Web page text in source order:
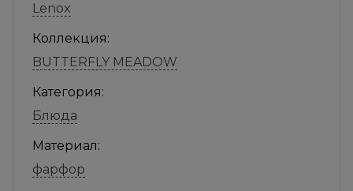
Lenox
Коллекция:
BUTTERFLY MEADOW
Категория:
Блюда
Материал:
фарфор